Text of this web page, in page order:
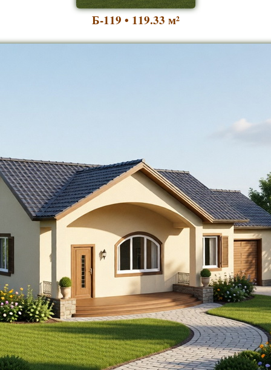
Б-119 • 119.33 м²